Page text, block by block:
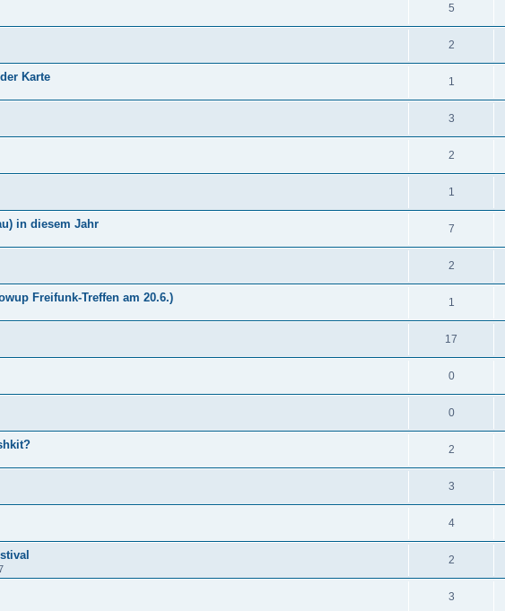
5
2
Karte 1
3
2
1
in diesem Jahr 7
2
Freifunk-Treffen am 20.6.) 1
17
0
0
2
3
4
2
3